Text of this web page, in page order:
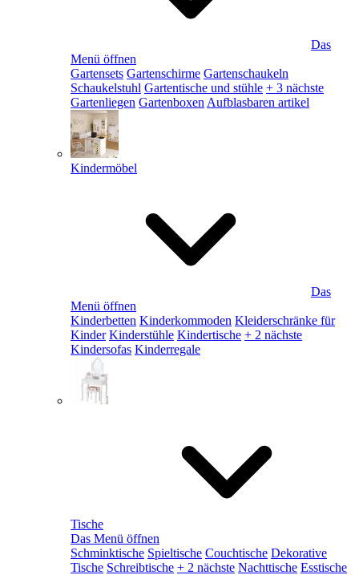
Das
Menü öffnen
Gartensets Gartenschirme Gartenschaukeln
Schaukelstuhl Gartentische und stühle + 3 nächste
Gartenliegen Gartenboxen Aufblasbaren artikel
Kindermöbel
Das
Menü öffnen
Kinderbetten Kinderkommoden Kleiderschränke für
Kinder Kinderstühle Kindertische + 2 nächste
Kindersofas Kinderregale
Tische
Das Menü öffnen
Schminktische Spieltische Couchtische Dekorative
Tische Schreibtische + 2 nächste Nachttische Esstische